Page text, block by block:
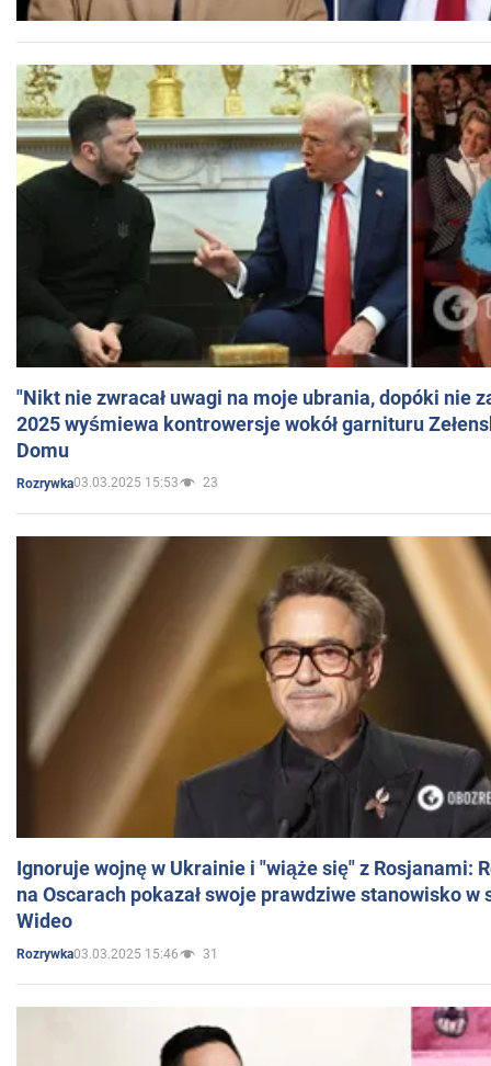
"Nikt nie zwracał uwagi na moje ubrania, dopóki nie
2025 wyśmiewa kontrowersje wokół garnituru
Domu
Rozrywka03.03.2025 15:53 23
Ignoruje wojnę w Ukrainie i "wiąże się" z Rosjanami:
na Oscarach pokazał swoje prawdziwe stanowisko w
Wideo
Rozrywka03.03.2025 15:46 31